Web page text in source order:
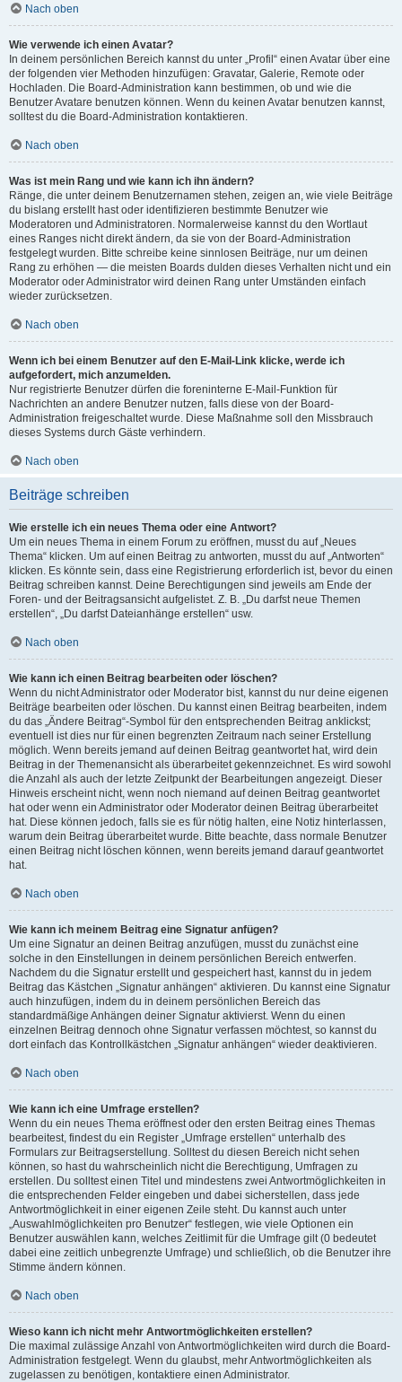
Nach oben
Wie verwende ich einen Avatar?
In deinem persönlichen Bereich kannst du unter „Profil“ einen Avatar über eine
der folgenden vier Methoden hinzufügen: Gravatar, Galerie, Remote oder
Hochladen. Die Board-Administration kann bestimmen, ob und wie die
Benutzer Avatare benutzen können. Wenn du keinen Avatar benutzen kannst,
solltest du die Board-Administration kontaktieren.
Nach oben
Was ist mein Rang und wie kann ich ihn ändern?
Ränge, die unter deinem Benutzernamen stehen, zeigen an, wie viele Beiträge
du bislang erstellt hast oder identifizieren bestimmte Benutzer wie
Moderatoren und Administratoren. Normalerweise kannst du den Wortlaut
eines Ranges nicht direkt ändern, da sie von der Board-Administration
festgelegt wurden. Bitte schreibe keine sinnlosen Beiträge, nur um deinen
Rang zu erhöhen — die meisten Boards dulden dieses Verhalten nicht und ein
Moderator oder Administrator wird deinen Rang unter Umständen einfach
wieder zurücksetzen.
Nach oben
Wenn ich bei einem Benutzer auf den E-Mail-Link klicke, werde ich
aufgefordert, mich anzumelden.
Nur registrierte Benutzer dürfen die foreninterne E-Mail-Funktion für
Nachrichten an andere Benutzer nutzen, falls diese von der Board-
Administration freigeschaltet wurde. Diese Maßnahme soll den Missbrauch
dieses Systems durch Gäste verhindern.
Nach oben
Beiträge schreiben
Wie erstelle ich ein neues Thema oder eine Antwort?
Um ein neues Thema in einem Forum zu eröffnen, musst du auf „Neues
Thema“ klicken. Um auf einen Beitrag zu antworten, musst du auf „Antworten“
klicken. Es könnte sein, dass eine Registrierung erforderlich ist, bevor du einen
Beitrag schreiben kannst. Deine Berechtigungen sind jeweils am Ende der
Foren- und der Beitragsansicht aufgelistet. Z. B. „Du darfst neue Themen
erstellen“, „Du darfst Dateianhänge erstellen“ usw.
Nach oben
Wie kann ich einen Beitrag bearbeiten oder löschen?
Wenn du nicht Administrator oder Moderator bist, kannst du nur deine eigenen
Beiträge bearbeiten oder löschen. Du kannst einen Beitrag bearbeiten, indem
du das „Ändere Beitrag“-Symbol für den entsprechenden Beitrag anklickst;
eventuell ist dies nur für einen begrenzten Zeitraum nach seiner Erstellung
möglich. Wenn bereits jemand auf deinen Beitrag geantwortet hat, wird dein
Beitrag in der Themenansicht als überarbeitet gekennzeichnet. Es wird sowohl
die Anzahl als auch der letzte Zeitpunkt der Bearbeitungen angezeigt. Dieser
Hinweis erscheint nicht, wenn noch niemand auf deinen Beitrag geantwortet
hat oder wenn ein Administrator oder Moderator deinen Beitrag überarbeitet
hat. Diese können jedoch, falls sie es für nötig halten, eine Notiz hinterlassen,
warum dein Beitrag überarbeitet wurde. Bitte beachte, dass normale Benutzer
einen Beitrag nicht löschen können, wenn bereits jemand darauf geantwortet
hat.
Nach oben
Wie kann ich meinem Beitrag eine Signatur anfügen?
Um eine Signatur an deinen Beitrag anzufügen, musst du zunächst eine
solche in den Einstellungen in deinem persönlichen Bereich entwerfen.
Nachdem du die Signatur erstellt und gespeichert hast, kannst du in jedem
Beitrag das Kästchen „Signatur anhängen“ aktivieren. Du kannst eine Signatur
auch hinzufügen, indem du in deinem persönlichen Bereich das
standardmäßige Anhängen deiner Signatur aktivierst. Wenn du einen
einzelnen Beitrag dennoch ohne Signatur verfassen möchtest, so kannst du
dort einfach das Kontrollkästchen „Signatur anhängen“ wieder deaktivieren.
Nach oben
Wie kann ich eine Umfrage erstellen?
Wenn du ein neues Thema eröffnest oder den ersten Beitrag eines Themas
bearbeitest, findest du ein Register „Umfrage erstellen“ unterhalb des
Formulars zur Beitragserstellung. Solltest du diesen Bereich nicht sehen
können, so hast du wahrscheinlich nicht die Berechtigung, Umfragen zu
erstellen. Du solltest einen Titel und mindestens zwei Antwortmöglichkeiten in
die entsprechenden Felder eingeben und dabei sicherstellen, dass jede
Antwortmöglichkeit in einer eigenen Zeile steht. Du kannst auch unter
„Auswahlmöglichkeiten pro Benutzer“ festlegen, wie viele Optionen ein
Benutzer auswählen kann, welches Zeitlimit für die Umfrage gilt (0 bedeutet
dabei eine zeitlich unbegrenzte Umfrage) und schließlich, ob die Benutzer ihre
Stimme ändern können.
Nach oben
Wieso kann ich nicht mehr Antwortmöglichkeiten erstellen?
Die maximal zulässige Anzahl von Antwortmöglichkeiten wird durch die Board-
Administration festgelegt. Wenn du glaubst, mehr Antwortmöglichkeiten als
zugelassen zu benötigen, kontaktiere einen Administrator.